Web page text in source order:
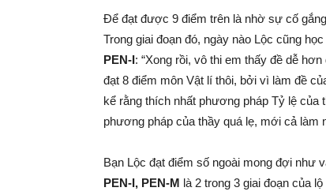
Để đạt được 9 điểm trên là nhờ sự cố
Trong giai đoạn đó, ngày nào Lộc cũng học
PEN-I: “Xong rồi, vô thi em thấy đề dễ hơn
đạt 8 điểm môn Vật lí thôi, bởi vì làm đề
kể rằng thích nhất phương pháp Tỷ lệ của
phương pháp của thầy quá lẹ, mới cả làm
Bạn Lộc đạt điểm số ngoài mong đợi như
PEN-I, PEN-M là 2 trong 3 giai đoạn của